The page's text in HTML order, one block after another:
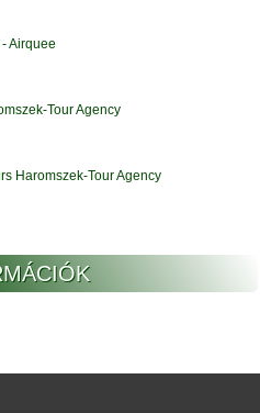
Airquee
Tour Agency
Haromszek-Tour Agency